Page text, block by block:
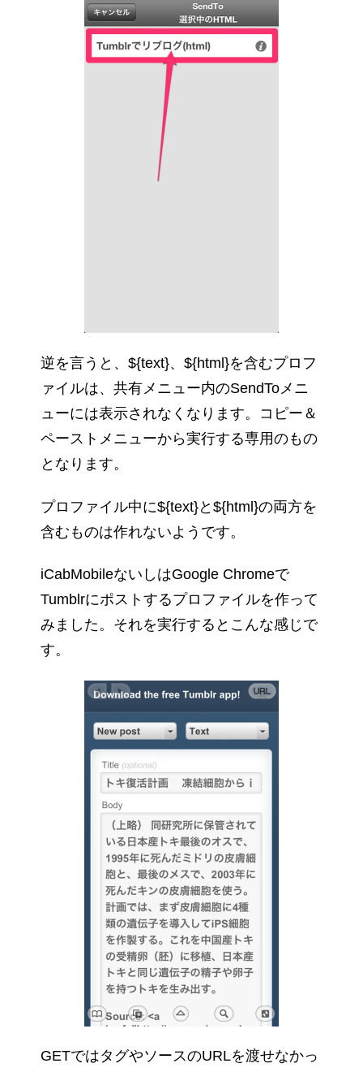
逆を言うと、${text}、${html}を含むプロフ
ァイルは、共有メニュー内のSendToメニ
ューには表示されなくなります。コピー＆
ペーストメニューから実行する専用のもの
となります。
プロファイル中に${text}と${html}の両方を
含むものは作れないようです。
iCabMobileないしはGoogle Chromeで
Tumblrにポストするプロファイルを作って
みました。それを実行するとこんな感じで
す。
GETではタグやソースのURLを渡せなかっ